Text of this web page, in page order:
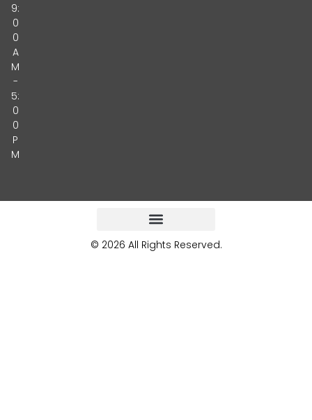
9:
0
0
A
M
-
5:
0
0
P
M
© 2026 All Rights Reserved.